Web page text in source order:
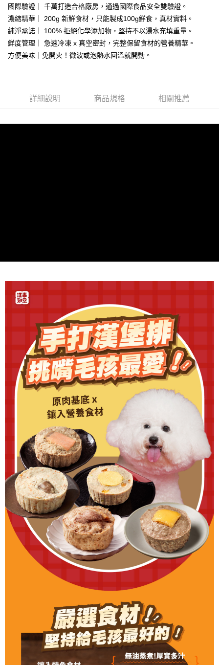
3.實際核准額度、可分期數及費用金額請依後續交易確認頁面所載為準。
4.訂單成立30分鐘內，如未前往確認交易或遇審核未通過，訂單將自動取
消。如遇「轉專審核」未通過狀況，表示未達大哥付你分期系統評分，恕無
法說明評估內容。
【繳款方式說明】
醒簡訊。
【注意事項】
1.本服務係由「台灣大哥大股份有限公司」（以下簡稱本公司）所提供，讓
運送方式
【7-11取貨】冷凍配送
每筆NT$160，滿NT$2,200(含以上)免運費
【黑貓宅配】冷凍配送
每筆NT$300，滿NT$3,000(含以上)免運費
國際驗證｜ 千萬打造合格廠房，通過國際食品安全雙驗證。
濃縮精華｜ 200g 新鮮食材，只能製成100g鮮食，真材實料。
純淨承諾｜ 100% 拒絕化學添加物，堅持不以湯水充填重量。
鮮度管理｜ 急速冷凍 x 真空密封，完整保留食材的營養精華。
方便美味｜免開火！微波或泡熱水回溫就開動。
詳細說明 商品規格 相關推薦